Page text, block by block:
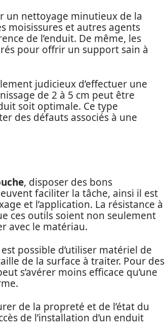
un nettoyage minutieux de la
moisissures et autres agents
de l’enduit. De même, les
pour offrir un support sain à
judicieux d’effectuer une
de 2 à 5 cm peut être
soit optimale. Ce type
des défauts associés à une
, disposer des bons
faciliter la tâche, ainsi il est
et l’application. La résistance à
ces outils soient non seulement
avec le matériau.
possible d’utiliser matériel de
de la surface à traiter. Pour des
s’avérer moins efficace qu’une
de la propreté et de l’état du
de l’installation d’un enduit